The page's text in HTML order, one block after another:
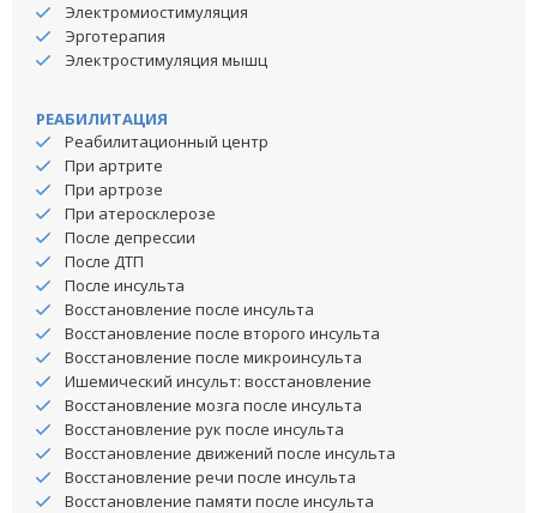
Электромиостимуляция
Эрготерапия
Электростимуляция мышц
РЕАБИЛИТАЦИЯ
Реабилитационный центр
При артрите
При артрозе
При атеросклерозе
После депрессии
После ДТП
После инсульта
Восстановление после инсульта
Восстановление после второго инсульта
Восстановление после микроинсульта
Ишемический инсульт: восстановление
Восстановление мозга после инсульта
Восстановление рук после инсульта
Восстановление движений после инсульта
Восстановление речи после инсульта
Восстановление памяти после инсульта